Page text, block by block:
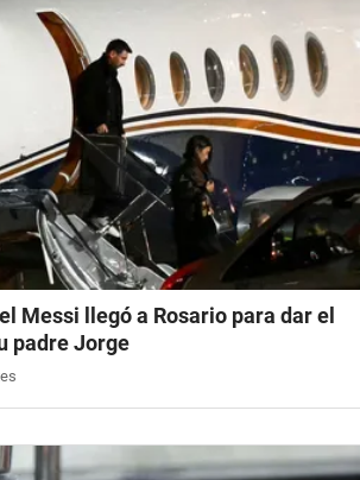
Messi llegó a Rosario para dar el
padre Jorge